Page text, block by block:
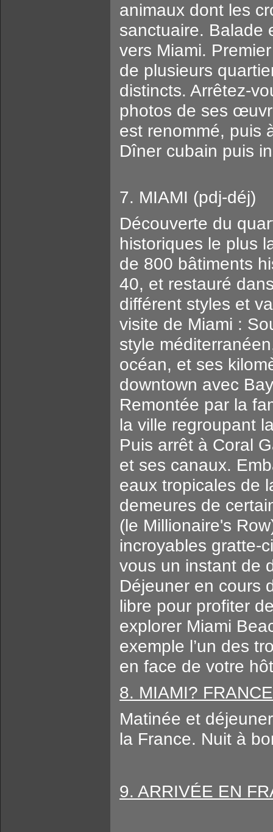
animaux dont les
sanctuaire. Balade
vers Miami.
de plusieurs
distincts. Arrêtez-
photos de ses
est renommé, puis
Dîner cubain puis
7. MIAMI (pdj-déj)
Découverte du
historiques le plus
de 800 bâtiments
40, et restauré
différent styles et
visite de Miami :
style
océan, et ses
downtown avec
Remontée par la
la ville regroupant
Puis arrêt à Coral
et ses canaux.
eaux tropicales de
demeures de
(le Millionaire's
incroyables gratte-
vous un instant de
Déjeuner en cours
libre pour profiter
explorer Miami
exemple l’un des
en face de votre
8. MIAMI?
Matinée et
la France. Nuit à
9. ARRIVÉE EN